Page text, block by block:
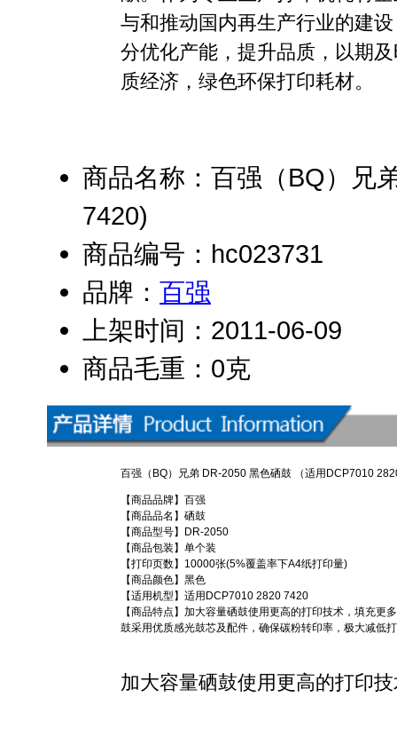
与和推动国内再生产行业的建
分优化产能，提升品质，以期
质经济，绿色环保打印耗材。
商品名称：百强（BQ）兄
7420)
商品编号：hc023731
品牌： 百强
上架时间：2011-06-09
商品毛重：0克
百强（BQ）兄弟 DR-2050 黑色硒鼓 （适用DCP7010
【商品品牌】百强
【商品品名】硒鼓
【商品型号】DR-2050
【商品包装】单个装
【打印页数】10000张(5%覆盖率下A4纸打印量)
【商品颜色】黑色
【适用机型】适用DCP7010 2820 7420
【商品特点】加大容量硒鼓使用更高的打印技术，填充更
鼓采用优质感光鼓芯及配件，确保碳粉转印率，极大减低
加大容量硒鼓使用更高的打印